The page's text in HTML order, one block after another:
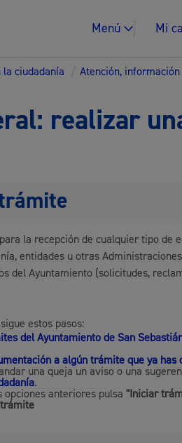
Menú Mi
la ciudadanía / Atención,
realizar
la recepción de cualquier tipo de
entidades u otras
del Ayuntamiento (solicitudes,
estos pasos:
del Ayuntamiento de San
a algún trámite que ya has
una queja un aviso o una
.
opciones anteriores pulsa"Iniciar